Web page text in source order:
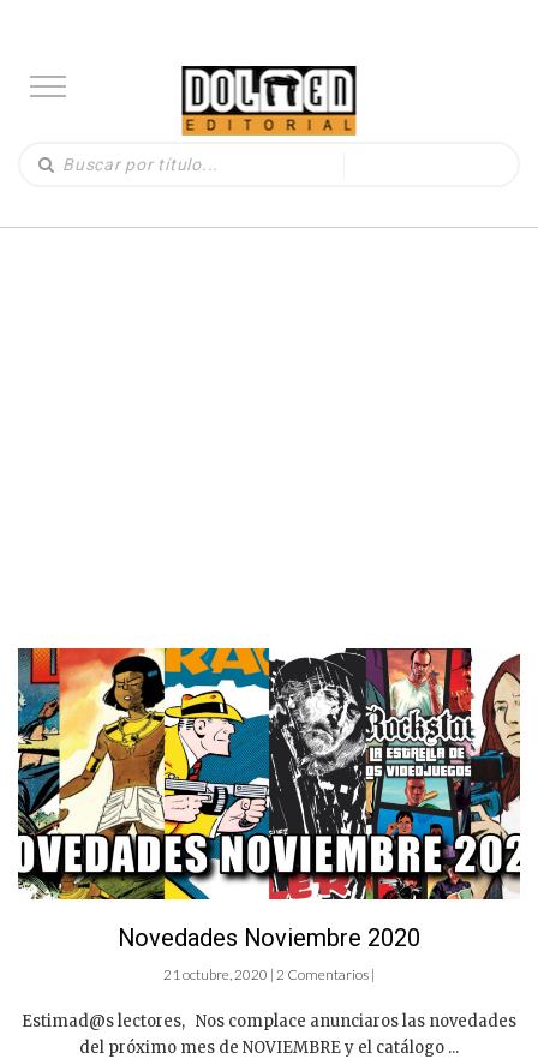
Novedades Noviembre 2020
21 octubre, 2020 | 2 Comentarios |
Estimad@s lectores, Nos complace anunciaros las novedades
del próximo mes de NOVIEMBRE y el catálogo ...